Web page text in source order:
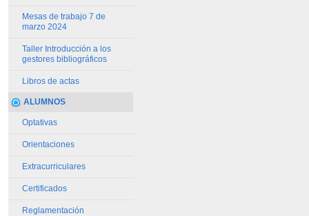
Mesas de trabajo 7 de
marzo 2024
Taller Introducción a los
gestores bibliográficos
Libros de actas
ALUMNOS
Optativas
Orientaciones
Extracurriculares
Certificados
Reglamentación